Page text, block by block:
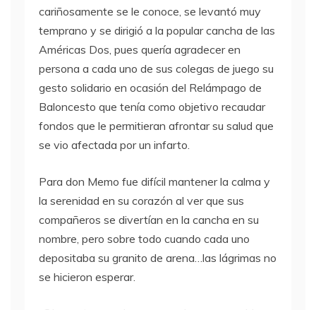
cariñosamente se le conoce, se levantó muy
temprano y se dirigió a la popular cancha de las
Américas Dos, pues quería agradecer en
persona a cada uno de sus colegas de juego su
gesto solidario en ocasión del Relámpago de
Baloncesto que tenía como objetivo recaudar
fondos que le permitieran afrontar su salud que
se vio afectada por un infarto.
Para don Memo fue difícil mantener la calma y
la serenidad en su corazón al ver que sus
compañeros se divertían en la cancha en su
nombre, pero sobre todo cuando cada uno
depositaba su granito de arena…las lágrimas no
se hicieron esperar.